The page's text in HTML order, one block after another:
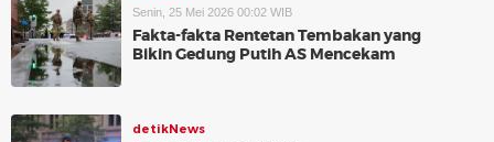
Senin, 25 Mei 2026 00:02 WIB
Fakta-fakta Rentetan Tembakan yang
Bikin Gedung Putih AS Mencekam
detikNews